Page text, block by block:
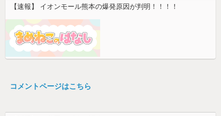
【速報】 イオンモール熊本の爆発原因が判明！！！！
コメントページはこちら